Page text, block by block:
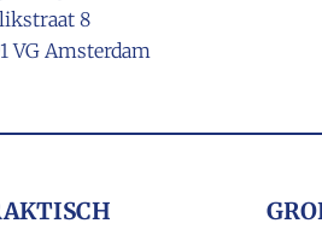
8
VG Amsterdam